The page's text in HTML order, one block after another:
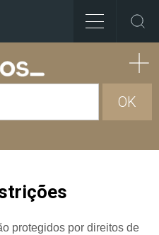
OK
protegidos por direitos de